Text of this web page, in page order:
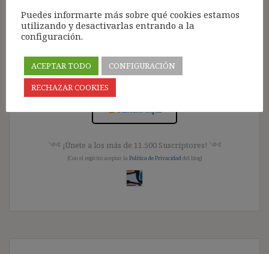
Acceso para Suscriptores Registrados:
Pincha aquí
༺ ¡Únete a los más de 11.500 Suscriptores! ༺
[Con el registro aceptas la Política de Privacidad del blog]
Puedes informarte más sobre qué cookies estamos
utilizando y desactivarlas entrando a la
configuración.
ACEPTAR TODO
CONFIGURACIÓN
RECHAZAR COOKIES